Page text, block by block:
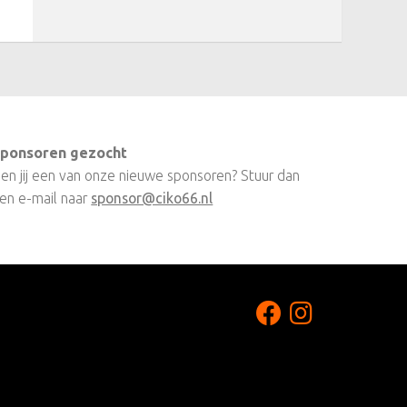
gezocht
jij een van onze nieuwe sponsoren? Stuur dan
e-mail naar sponsor@ciko66.nl